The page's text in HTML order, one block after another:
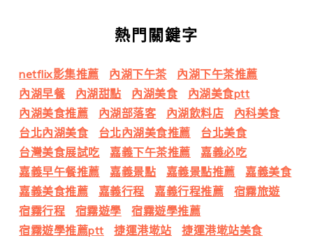
熱門關鍵字
netflix影集推薦 內湖下午茶
內湖下午茶推薦
內湖早餐
內湖甜點 內湖美食
內湖美食ptt
內湖美食推薦
內湖部落客 內湖飲料店
內科美食
台北內湖美食
台北內湖美食推薦
台北美食
台灣美食展試吃
嘉義下午茶推薦
嘉義必吃
嘉義早午餐推薦
嘉義景點 嘉義景點推薦
嘉義美食
嘉義美食推薦
嘉義行程 嘉義行程推薦
宿霧旅遊
宿霧行程
宿霧遊學
宿霧遊學推薦
宿霧遊學推薦ptt
捷運港墘站
捷運港墘站美食